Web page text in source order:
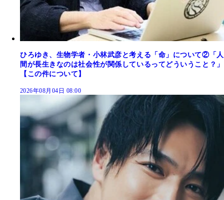
ひろゆき、生物学者・小林武彦と考える「命」について②「人
間が長生きなのは社会性が関係しているってどういうこと？」
【この件について】
2026年08月04日 08:00